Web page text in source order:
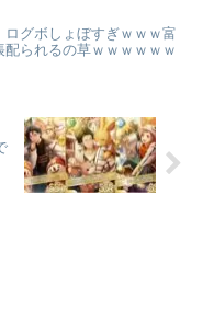
ログボしょぼすぎｗｗｗ富
配られるの草ｗｗｗｗｗｗ